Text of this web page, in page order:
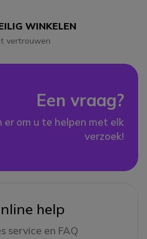
WINKELEN
vertrouwen
Een vraag?
er om u te helpen met elk
verzoek!
help
service en FAQ